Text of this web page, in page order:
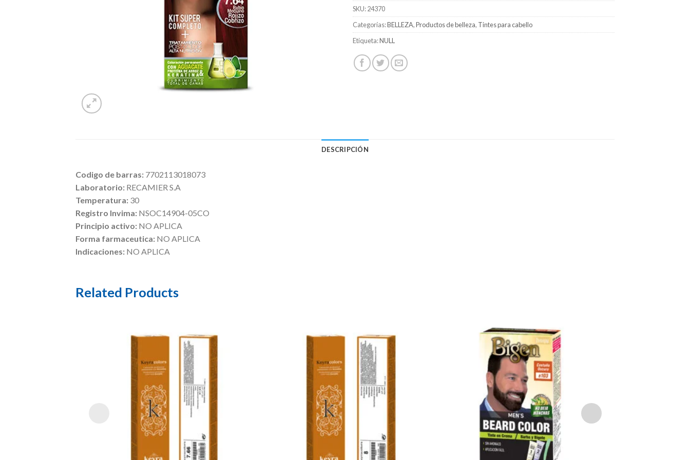
SKU:24370
Categorías:BELLEZA,Productos de belleza, Tintes para cabello
Etiqueta:NULL
DESCRIPCIÓN
Codigo de barras: 7702113018073
Laboratorio: RECAMIER S.A
Temperatura: 30
Registro Invima: NSOC14904-05CO
Principio activo: NO APLICA
Forma farmaceutica: NO APLICA
Indicaciones: NO APLICA
Related Products